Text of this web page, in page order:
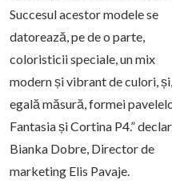
Succesul acestor modele se
datorează, pe de o parte,
coloristicii speciale, un mix
modern și vibrant de culori,
egală măsură, formei
Fantasia și Cortina P4.”
Bianka Dobre, Director de
marketing Elis Pavaje.